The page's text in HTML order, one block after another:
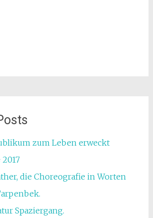
zum Leben erweckt
die Choreografie in Worten
Spaziergang.